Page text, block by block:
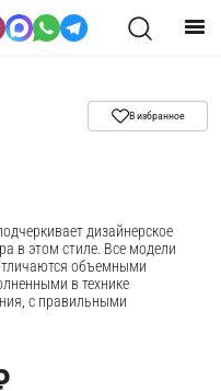
В избранное
дизайнерское
в этом стиле. Все модели
объемными
в технике
с правильными